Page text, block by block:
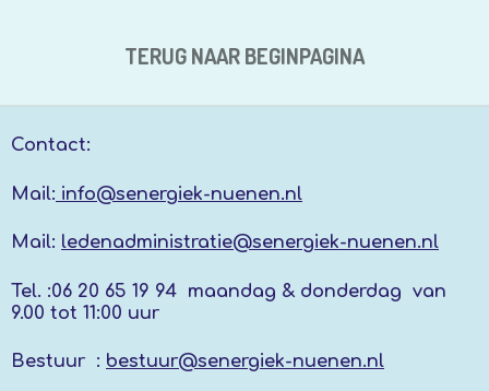
TERUG NAAR BEGINPAGINA
Contact:
Mail: info@senergiek-nuenen.nl
Mail: ledenadministratie@senergiek-nuenen.nl
Tel. :06 20 65 19 94 maandag & donderdag van
9.00 tot 11:00 uur
Bestuur : bestuur@senergiek-nuenen.nl